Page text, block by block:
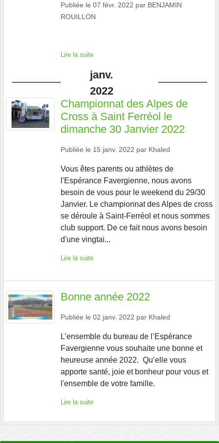
Publiée le 07 févr. 2022 par BENJAMIN
ROUILLON
Lire la suite
janv.
2022
Championnat des Alpes de
Cross à Saint Ferréol le
dimanche 30 Janvier 2022
Publiée le 15 janv. 2022 par Khaled
Vous êtes parents ou athlètes de
l'Espérance Favergienne, nous avons
besoin de vous pour le weekend du 29/30
Janvier. Le championnat des Alpes de cross
se déroule à Saint-Ferréol et nous sommes
club support. De ce fait nous avons besoin
d'une vingtai...
Lire la suite
Bonne année 2022
Publiée le 02 janv. 2022 par Khaled
L’ensemble du bureau de l’Espérance
Favergienne vous souhaite une bonne et
heureuse année 2022. Qu’elle vous
apporte santé, joie et bonheur pour vous et
l'ensemble de votre famille.
Lire la suite